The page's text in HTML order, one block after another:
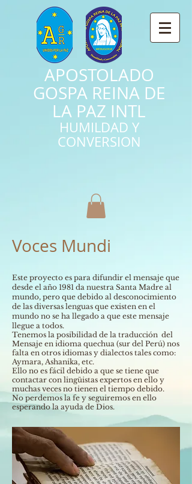
APOSTOLADO
GOSPA REINA DE
LA PAZ INTL
HUMILDAD Y
CONVERSION
Voces Mundi
Este proyecto es para difundir el mensaje que
desde el año 1981 da nuestra Santa Madre al
mundo, pero que debido al desconocimiento
de las diversas lenguas que existen en el
mundo no se ha llegado a que este mensaje
llegue a todos.
Tenemos la posibilidad de la traducción del
Mensaje en idioma quechua (sur del Perú) nos
falta en otros idiomas y dialectos tales como:
Aymara, Ashanika, etc.
Ello no es fácil debido a que se tiene que
contactar con lingüistas expertos en ello y
muchas veces no tienen el tiempo debido.
No perdemos la fe y seguiremos en ello
esperando la ayuda de Dios.